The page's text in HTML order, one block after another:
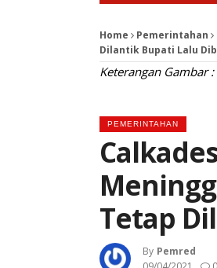
Home Pemerintahan
Dilantik Bupati Lalu
Keterangan Gambar
PEMERINTAHAN
Tetap
By Pemred